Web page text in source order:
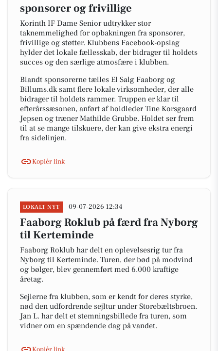
sponsorer og frivillige
Korinth IF Dame Senior udtrykker stor
taknemmelighed for opbakningen fra sponsorer,
frivillige og støtter. Klubbens Facebook-opslag
hylder det lokale fællesskab, der bidrager til holdets
succes og den særlige atmosfære i klubben.
Blandt sponsorerne tælles El Salg Faaborg og
Billums.dk samt flere lokale virksomheder, der alle
bidrager til holdets rammer. Truppen er klar til
efterårssæsonen, anført af holdleder Tine Korsgaard
Jepsen og træner Mathilde Grubbe. Holdet ser frem
til at se mange tilskuere, der kan give ekstra energi
fra sidelinjen.
Kopiér link
LOKALT NYT 09-07-2026 12:34
Faaborg Roklub på færd fra Nyborg
til Kerteminde
Faaborg Roklub har delt en oplevelsesrig tur fra
Nyborg til Kerteminde. Turen, der bød på modvind
og bølger, blev gennemført med 6.000 kraftige
åretag.
Sejlerne fra klubben, som er kendt for deres styrke,
nød den udfordrende sejltur under Storebæltsbroen.
Jan L. har delt et stemningsbillede fra turen, som
vidner om en spændende dag på vandet.